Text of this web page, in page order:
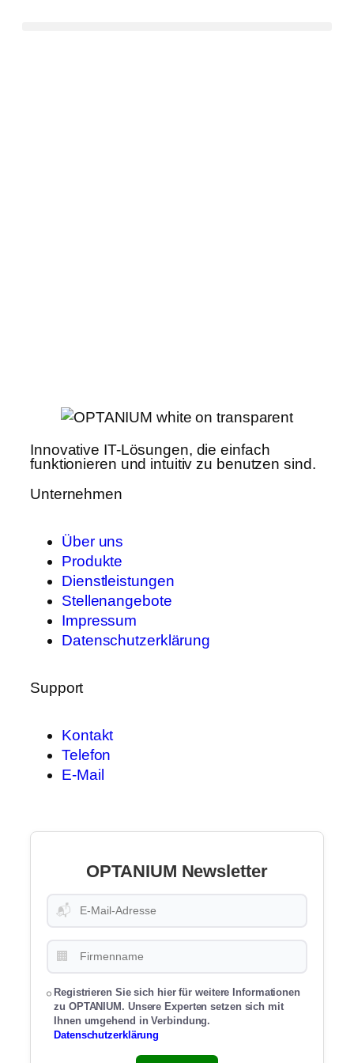
Innovative IT-Lösungen, die einfach
funktionieren und intuitiv zu benutzen sind.
Unternehmen
Über uns
Produkte
Dienstleistungen
Stellenangebote
Impressum
Datenschutzerklärung
Support
Kontakt
Telefon
E-Mail
OPTANIUM Newsletter
📬
🏢
Registrieren Sie sich hier für weitere Informationen
zu OPTANIUM. Unsere Experten setzen sich mit
Ihnen umgehend in Verbindung.
Datenschutzerklärung